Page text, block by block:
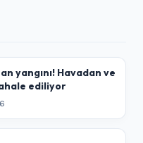
yangını! Havadan ve
ediliyor